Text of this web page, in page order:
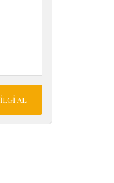
AL